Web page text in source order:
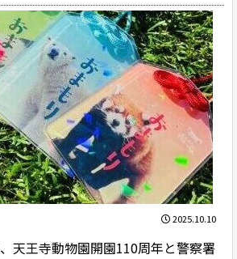
2025.10.10
天王寺動物園開園110周年と警察署